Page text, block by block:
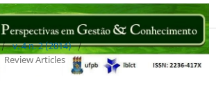
/ v. 4 n. 2 (2014) /
Articles